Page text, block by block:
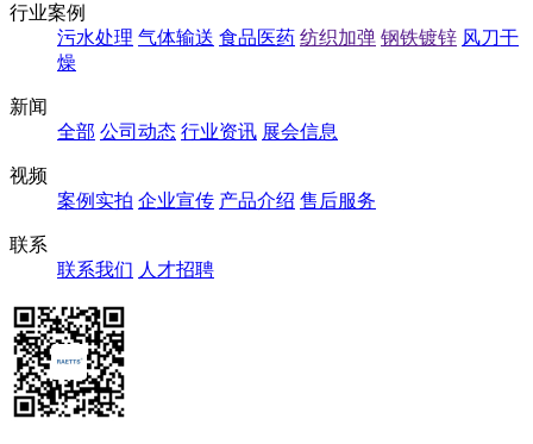
行业案例
污水处理 气体输送 食品医药 纺织加弹 钢铁镀锌 风刀干
燥
新闻
全部 公司动态 行业资讯 展会信息
视频
案例实拍 企业宣传 产品介绍 售后服务
联系
联系我们 人才招聘